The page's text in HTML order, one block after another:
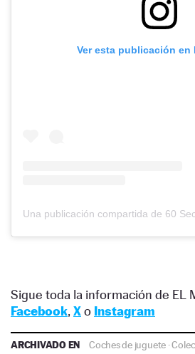
Ver esta publicación en
Sigue toda la información de EL
Facebook, Xo Instagram
ARCHIVADO EN Coches de juguete ·